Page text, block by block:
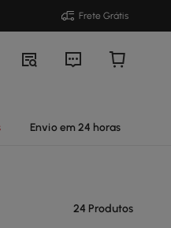
Frete Grátis
Envio em 24 horas
24 Produtos